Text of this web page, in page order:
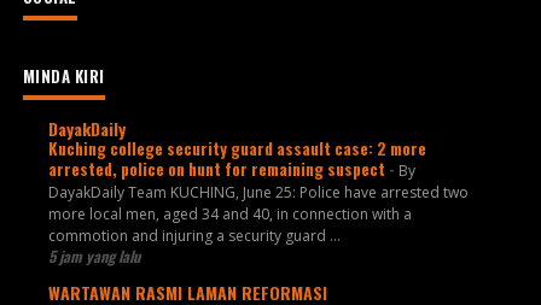
MINDA KIRI
DayakDaily
Kuching college security guard assault case: 2 more
arrested, police on hunt for remaining suspect - By
DayakDaily Team KUCHING, June 25: Police have arrested two
more local men, aged 34 and 40, in connection with a
commotion and injuring a security guard ...
5 jam yang lalu
WARTAWAN RASMI LAMAN REFORMASI